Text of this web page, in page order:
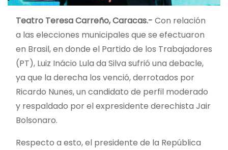
Teatro Teresa Carreño, Caracas.- Con relación
a las elecciones municipales que se efectuaron
en Brasil, en donde el Partido de los Trabajadores
(PT), Luiz Inácio Lula da Silva sufrió una debacle,
ya que la derecha los venció, derrotados por
Ricardo Nunes, un candidato de perfil moderado
y respaldado por el expresidente derechista Jair
Bolsonaro.
Respecto a esto, el presidente de la República